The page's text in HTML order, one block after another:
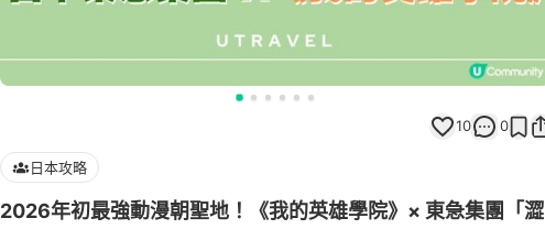
10 0
日本攻略
2026年初最強動漫朝聖地！《我的英雄學院》× 東急集團「澀